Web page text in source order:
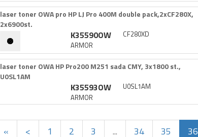
laser toner OWA pro HP LJ Pro 400M double pack,​2xCF280X,​
2x6900st.​
K35590OW
ARMOR
CF280XD
laser toner OWA HP Pro200 M251 sada CMY,​ 3x1800 st.​,​
U0SL1AM
K35593OW
ARMOR
U0SL1AM
« < 1 2 3 ... 34 35 36